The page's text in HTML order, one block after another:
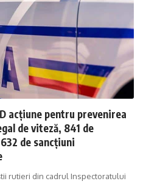
acțiune pentru prevenirea
de viteză, 841 de
de sancţiuni
rutieri din cadrul Inspectoratului